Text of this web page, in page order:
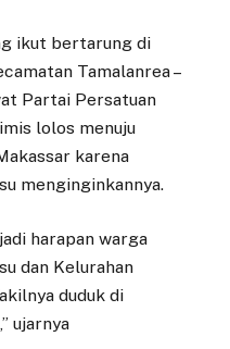
ikut bertarung di
Tamalanrea –
Partai Persatuan
lolos menuju
karena
menginginkannya.
harapan warga
dan Kelurahan
duduk di
ujarnya